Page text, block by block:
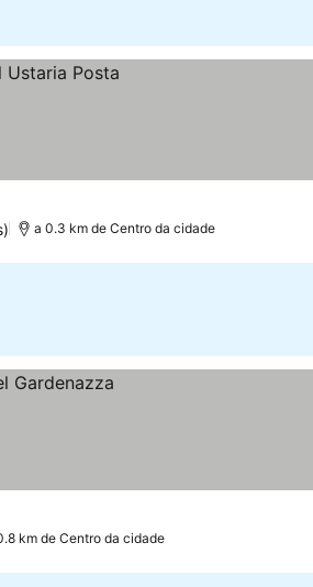
a 0.3 km de Centro da cidade
km de Centro da cidade